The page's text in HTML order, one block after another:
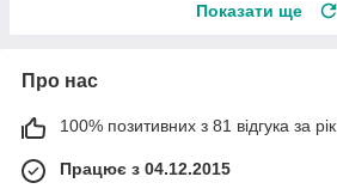
Показати ще
Про нас
100% позитивних з 81 відгука за рік
Працює з 04.12.2015